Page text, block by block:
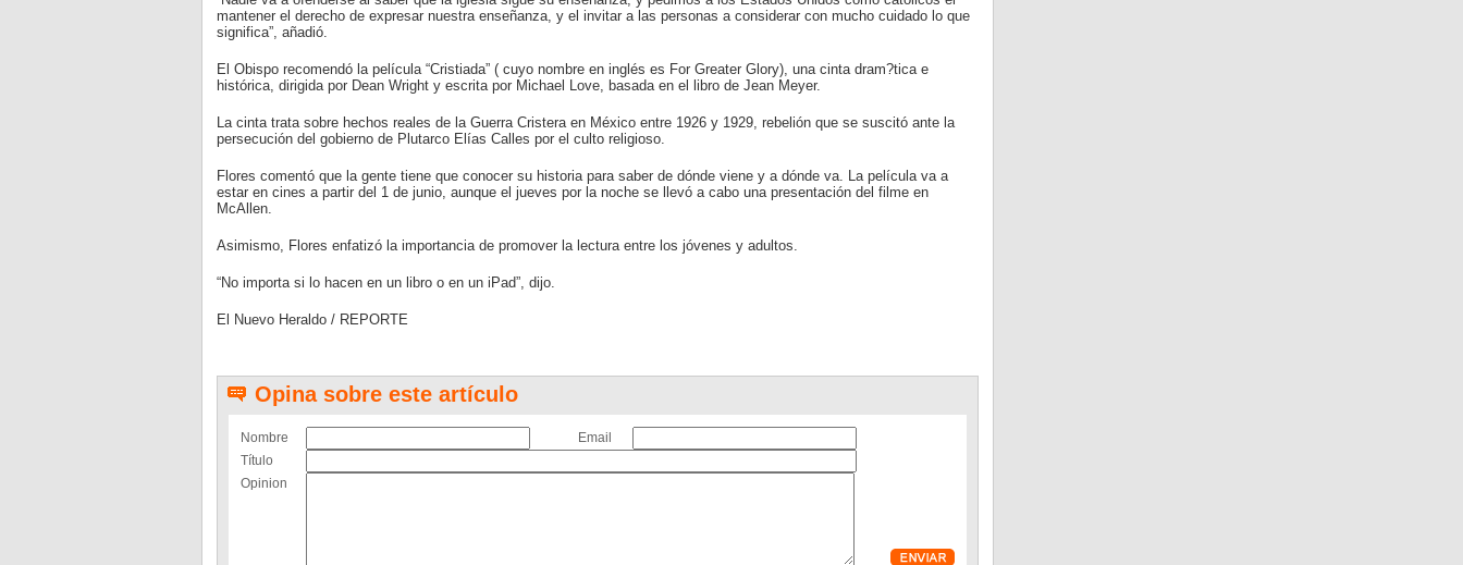
mantener el derecho de expresar nuestra enseñanza, y el invitar a las personas a considerar con mucho cuidado lo que
significa”, añadió.
El Obispo recomendó la película “Cristiada” ( cuyo nombre en inglés es For Greater Glory), una cinta dram?tica e
histórica, dirigida por Dean Wright y escrita por Michael Love, basada en el libro de Jean Meyer.
La cinta trata sobre hechos reales de la Guerra Cristera en México entre 1926 y 1929, rebelión que se suscitó ante la
persecución del gobierno de Plutarco Elías Calles por el culto religioso.
Flores comentó que la gente tiene que conocer su historia para saber de dónde viene y a dónde va. La película va a
estar en cines a partir del 1 de junio, aunque el jueves por la noche se llevó a cabo una presentación del filme en
McAllen.
Asimismo, Flores enfatizó la importancia de promover la lectura entre los jóvenes y adultos.
“No importa si lo hacen en un libro o en un iPad”, dijo.
El Nuevo Heraldo / REPORTE
Opina sobre este artículo
Nombre
Email
Título
Opinion